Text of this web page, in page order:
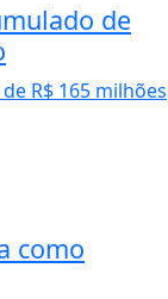
de
como